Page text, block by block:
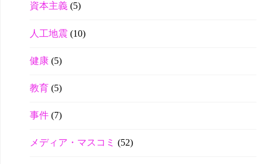
資本主義(5)
人工地震 (10)
健康(5)
教育(5)
事件(7)
メディア・マスコミ (52)